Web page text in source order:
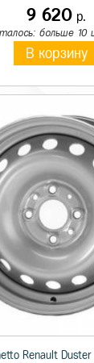
9 620 р.
больше 10
В корзину
Renault